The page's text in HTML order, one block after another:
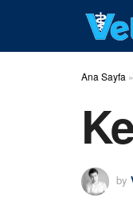
Ana Sayfa »
by